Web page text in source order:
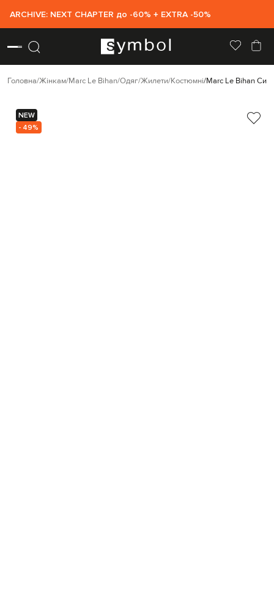
ARCHIVE: NEXT CHAPTER до -60% + EXTRA -50%
Головна Жінкам Marc Le Bihan Одяг Жилети Костюмні Marc Le Bihan
NEW
- 49%